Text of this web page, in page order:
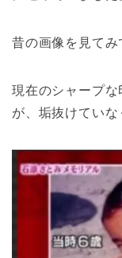
昔の画像を見てみ
現在のシャープ
が、垢抜けていな